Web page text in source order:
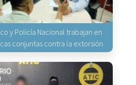
y Policía Nacional trabajan en
conjuntas contra la extorsión